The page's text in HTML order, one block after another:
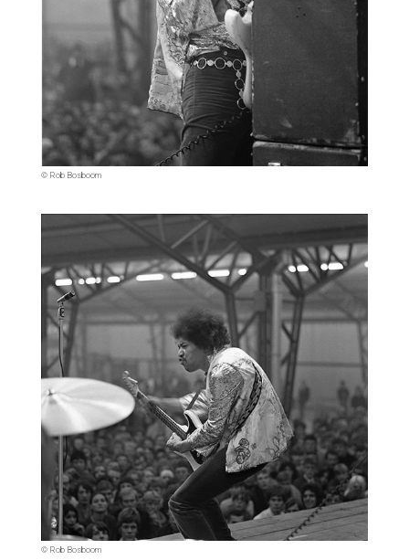
© Rob Bosboom
© Rob Bosboom